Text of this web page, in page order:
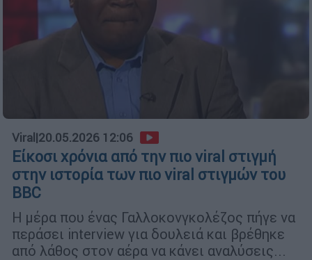
Viral |20.05.2026 12:06
Είκοσι χρόνια από την πιο viral στιγμή
στην ιστορία των πιο viral στιγμών του
BBC
Η μέρα που ένας Γαλλοκονγκολέζος πήγε να
περάσει interview για δουλειά και βρέθηκε
από λάθος στον αέρα να κάνει αναλύσεις...